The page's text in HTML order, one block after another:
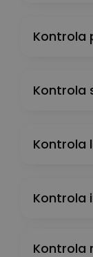
Kontrola
Kontrola
Kontrola
Kontrola
Kontrola